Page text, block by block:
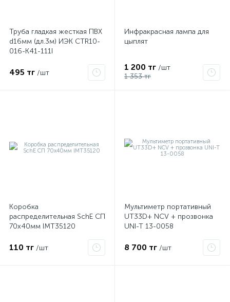
Труба гладкая жесткая ПВХ
d16мм (дл.3м) ИЭК CTR10-
016-K41-111I
495 тг /шт
Инфракрасная лампа для
цыплят
1 200 тг /шт
1 353 тг
Коробка
распределительная SchE СП
70х40мм IMT35120
110 тг /шт
Мультиметр портативный
UT33D+ NCV + прозвонка
UNI-T 13-0058
8 700 тг /шт